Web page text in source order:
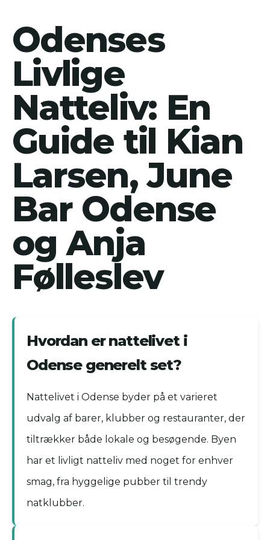
Odenses
Livlige
Natteliv: En
Guide til Kian
Larsen, June
Bar Odense
og Anja
Følleslev
Hvordan er nattelivet i
Odense generelt set?
Nattelivet i Odense byder på et varieret
udvalg af barer, klubber og restauranter, der
tiltrækker både lokale og besøgende. Byen
har et livligt natteliv med noget for enhver
smag, fra hyggelige pubber til trendy
natklubber.